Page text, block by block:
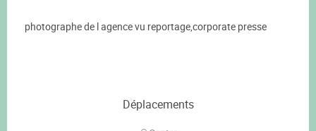
photographe de l agence vu reportage,corporate presse
Déplacements